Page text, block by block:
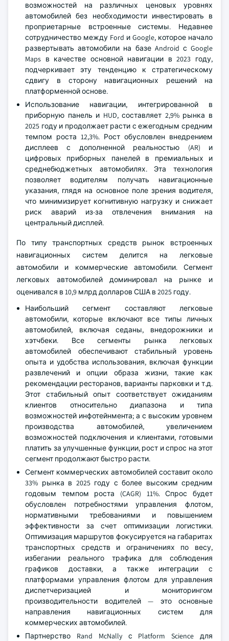
возможностей на различных ценовых уровнях
автомобилей без необходимости инвестировать в
проприетарные встроенные системы. Недавнее
сотрудничество между Ford и Google, которое начало
развертывать автомобили на базе Android с Google
Maps в качестве основной навигации в 2023 году,
подчеркивает эту тенденцию к стратегическому
сдвигу в сторону навигационных решений на
платформенной основе.
Использование навигации, интегрированной в
приборную панель и HUD, составляет 2,9% рынка в
2025 году и продолжает расти с ежегодным средним
темпом роста 12,3%. Рост обусловлен внедрением
дисплеев с дополненной реальностью (AR) и
цифровых приборных панелей в премиальных и
среднебюджетных автомобилях. Эта технология
позволяет водителям получать навигационные
указания, глядя на основное поле зрения водителя,
что минимизирует когнитивную нагрузку и снижает
риск аварий из-за отвлечения внимания на
центральный дисплей.
По типу транспортных средств рынок встроенных
навигационных систем делится на легковые
автомобили и коммерческие автомобили. Сегмент
легковых автомобилей доминировал на рынке и
оценивался в 10,9 млрд долларов США в 2025 году.
Наибольший сегмент составляют легковые
автомобили, которые включают все типы личных
автомобилей, включая седаны, внедорожники и
хэтчбеки. Все сегменты рынка легковых
автомобилей обеспечивают стабильный уровень
опыта и удобства использования, включая функции
развлечений и опции образа жизни, такие как
рекомендации ресторанов, варианты парковки и т.д.
Этот стабильный опыт соответствует ожиданиям
клиентов относительно диапазона и типа
возможностей инфотейнмента; а с высоким уровнем
производства автомобилей, увеличением
возможностей подключения и клиентами, готовыми
платить за улучшенные функции, рост и спрос на этот
сегмент продолжают быстро расти.
Сегмент коммерческих автомобилей составит около
33% рынка в 2025 году с более высоким средним
годовым темпом роста (CAGR) 11%. Спрос будет
обусловлен потребностями управления флотом,
нормативными требованиями и повышением
эффективности за счет оптимизации логистики.
Оптимизация маршрутов фокусируется на габаритах
транспортных средств и ограничениях по весу,
избегании реального трафика для соблюдения
графиков доставки, а также интеграции с
платформами управления флотом для управления
диспетчеризацией и мониторингом
производительности водителей — это основные
направления навигационных систем для
коммерческих автомобилей.
Партнерство Rand McNally с Platform Science для